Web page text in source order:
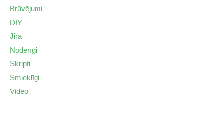
Brūvējumi
DIY
Jira
Noderīgi
Skripti
Smieklīgi
Video